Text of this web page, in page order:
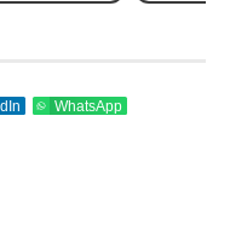
WhatsApp